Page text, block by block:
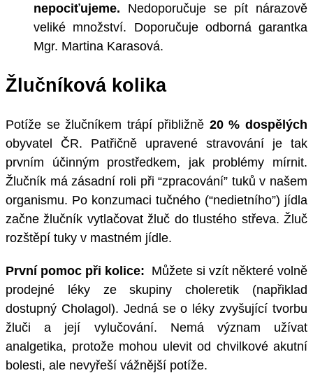
nepociťujeme. Nedoporučuje se pít nárazově
veliké množství. Doporučuje odborná garantka
Mgr. Martina Karasová.
Žlučníková kolika
Potíže se žlučníkem trápí přibližně 20 % dospělých
obyvatel ČR. Patřičně upravené stravování je tak
prvním účinným prostředkem, jak problémy mírnit.
Žlučník má zásadní roli při “zpracování” tuků v našem
organismu. Po konzumaci tučného (“nedietního”) jídla
začne žlučník vytlačovat žluč do tlustého střeva. Žluč
rozštěpí tuky v mastném jídle.
První pomoc při kolice: Můžete si vzít některé volně
prodejné léky ze skupiny choleretik (napřiklad
dostupný Cholagol). Jedná se o léky zvyšující tvorbu
žluči a její vylučování. Nemá význam užívat
analgetika, protože mohou ulevit od chvilkové akutní
bolesti, ale nevyřeší vážnější potíže.